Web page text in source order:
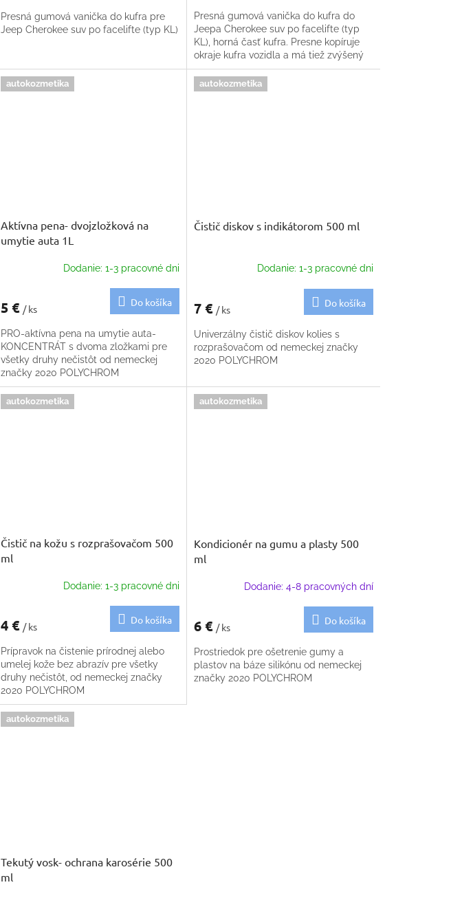
Presná gumová vanička do kufra pre
Jeep Cherokee suv po facelifte (typ KL)
Presná gumová vanička do kufra do
Jeepa Cherokee suv po facelifte (typ
KL), horná časť kufra. Presne kopíruje
okraje kufra vozidla a má tiež zvýšený
okraj. Protišmyková celá ložná plocha
autokozmetika
Aktívna pena- dvojzložková na
umytie auta 1L
Dodanie: 1-3 pracovné dni
5 € / ks
Do košíka
PRO-aktívna pena na umytie auta-
KONCENTRÁT s dvoma zložkami pre
všetky druhy nečistôt od nemeckej
značky 2020 POLYCHROM
autokozmetika
Čistič diskov s indikátorom 500 ml
Dodanie: 1-3 pracovné dni
7 € / ks
Do košíka
Univerzálny čistič diskov kolies s
rozprašovačom od nemeckej značky
2020 POLYCHROM
autokozmetika
Čistič na kožu s rozprašovačom 500
ml
Dodanie: 1-3 pracovné dni
4 € / ks
Do košíka
Prípravok na čistenie prírodnej alebo
umelej kože bez abrazív pre všetky
druhy nečistôt, od nemeckej značky
2020 POLYCHROM
autokozmetika
Kondicionér na gumu a plasty 500
ml
Dodanie: 4-8 pracovných dní
6 € / ks
Do košíka
Prostriedok pre ošetrenie gumy a
plastov na báze silikónu od nemeckej
značky 2020 POLYCHROM
autokozmetika
Tekutý vosk- ochrana karosérie 500
ml